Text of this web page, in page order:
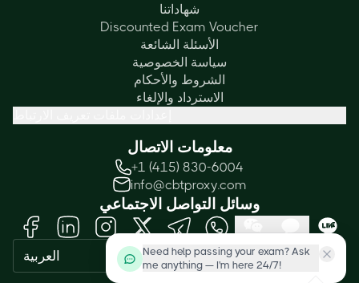
شهاداتنا
Discounted Exam Voucher
الأسئلة الشائعة
سياسة الخصوصية
الشروط والأحكام
الاسترداد والإلغاء
معلومات الاتصال
+1 (415) 830-6004
info@cbtproxy.com
وسائل التواصل الاجتماعي
العربية
Need help passing your exam? Ask
me anything — I'm here 24/7!